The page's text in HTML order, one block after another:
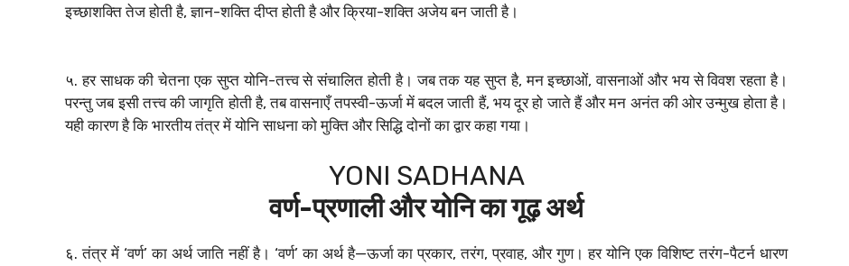
इच्छाशक्ति तेज होती है, ज्ञान-शक्ति दीप्त होती है और क्रिया-शक्ति अजेय बन जाती है।
५. हर साधक की चेतना एक सुप्त योनि-तत्त्व से संचालित होती है। जब तक यह सुप्त है, मन इच्छाओं, वासनाओं और भय से विवश रहता है।
परन्तु जब इसी तत्त्व की जागृति होती है, तब वासनाएँ तपस्वी-ऊर्जा में बदल जाती हैं, भय दूर हो जाते हैं और मन अनंत की ओर उन्मुख होता है।
यही कारण है कि भारतीय तंत्र में योनि साधना को मुक्ति और सिद्धि दोनों का द्वार कहा गया।
YONI SADHANA
वर्ण-प्रणाली और योनि का गूढ़ अर्थ
६. तंत्र में ‘वर्ण’ का अर्थ जाति नहीं है। ‘वर्ण’ का अर्थ है—ऊर्जा का प्रकार, तरंग, प्रवाह, और गुण। हर योनि एक विशिष्ट तरंग-पैटर्न धारण